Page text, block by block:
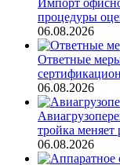
Импорт
процедуры
06.08.2026
Ответные
06.08.2026
тройка
06.08.2026